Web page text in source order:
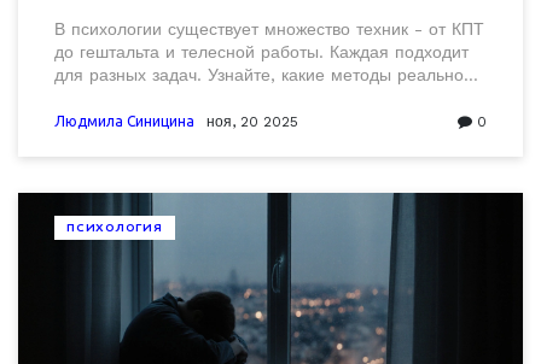
В психологии существует множество техник - от КПТ
до гештальта и телесной работы. Каждая подходит
для разных задач. Узнайте, какие методы реально
Людмила Синицина ноя, 20 2025 0
ПСИХОЛОГИЯ